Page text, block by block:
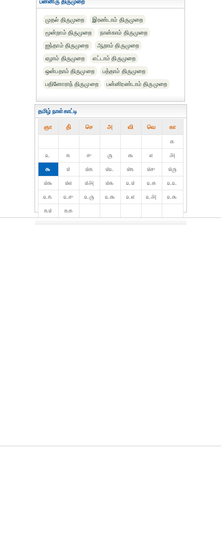
பன்னிரு திருமுறை
முதல் திருமுறை
இரண்டாம் திருமுறை
மூன்றாம் திருமுறை
நான்காம் திருமுறை
ஐந்தாம் திருமுறை
ஆறாம் திருமுறை
ஏழாம் திருமுறை
எட்டாம் திருமுறை
ஒன்பதாம் திருமுறை
பத்தாம் திருமுறை
பதினோராந் திருமுறை
பன்னிரண்டாம் திருமுறை
தமிழ் நாள்காட்டி
ஞா தி் செ அ வி வெ கா
௧
௨
௩ ௪ ௫ ௬ ௭
௮
௯
௰ ௰௧ ௰௨ ௰௩ ௰௪
௰௫
௰௬
௰௭ ௰௮ ௰௯ ௨௰ ௨௧
௨௨
௨௩
௨௪ ௨௫ ௨௬ ௨௭ ௨௮
௨௯
௩௰
௩௧